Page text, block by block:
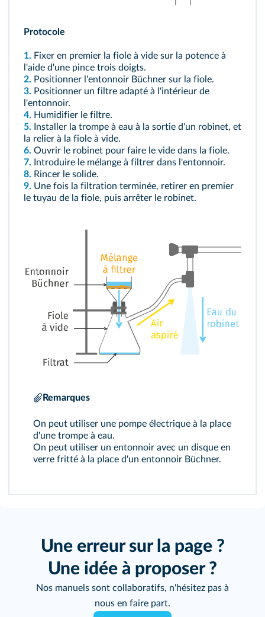
Protocole
1. Fixer en premier la fiole à vide sur la potence à
l'aide d'une pince trois doigts.
2. Positionner l'entonnoir Büchner sur la fiole.
3. Positionner un filtre adapté à l'intérieur de
l'entonnoir.
4. Humidifier le filtre.
5. Installer la trompe à eau à la sortie d'un robinet, et
la relier à la fiole à vide.
6. Ouvrir le robinet pour faire le vide dans la fiole.
7. Introduire le mélange à filtrer dans l'entonnoir.
8. Rincer le solide.
9. Une fois la filtration terminée, retirer en premier
le tuyau de la fiole, puis arrêter le robinet.
Remarques
On peut utiliser une pompe électrique à la place
d'une trompe à eau.
On peut utiliser un entonnoir avec un disque en
verre fritté à la place d'un entonnoir Büchner.
Une erreur sur la page ?
Une idée à proposer ?
Nos manuels sont collaboratifs, n'hésitez pas à
nous en faire part.